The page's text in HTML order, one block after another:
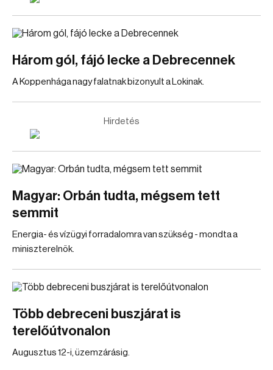
Három gól, fájó lecke a Debrecennek
A Koppenhága nagy falatnak bizonyult a Lokinak.
Hirdetés
Magyar: Orbán tudta, mégsem tett
semmit
Energia- és vízügyi forradalomra van szükség - mondta a
miniszterelnök.
Több debreceni buszjárat is
terelőútvonalon
Augusztus 12-i, üzemzárásig.